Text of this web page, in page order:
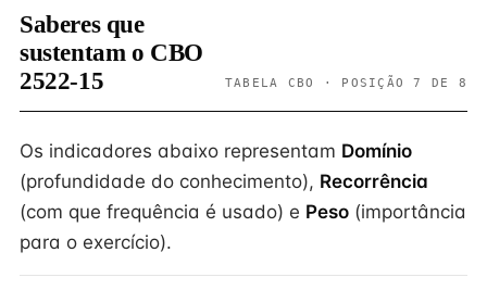
Saberes que
sustentam o CBO
2522-15
TABELA CBO · POSIÇÃO 7 DE 8
Os indicadores abaixo representam Domínio
(profundidade do conhecimento), Recorrência
(com que frequência é usado) e Peso (importância
para o exercício).